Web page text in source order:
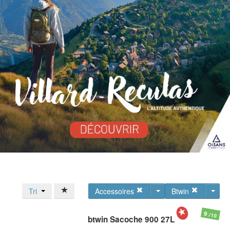
Tri Btwin
Accessoires
btwinSacoche 900 27L 9/10